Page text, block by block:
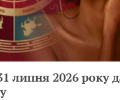
липня 2026 року